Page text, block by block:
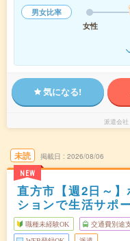
男女比率
女性
気になる!
派遣会社
未読
NEW
掲載日 2026/08/06
直方市【週2日～
ションで生活サポ
職種未経験OK 交通費別途